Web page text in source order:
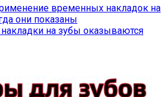
временных накладок на
они показаны
на зубы оказываются